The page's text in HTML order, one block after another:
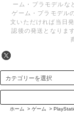
ーム・プラモデルな
ゲーム・プラモデル
文いただければ当日
認後の発送となりま
ホーム > ゲーム >